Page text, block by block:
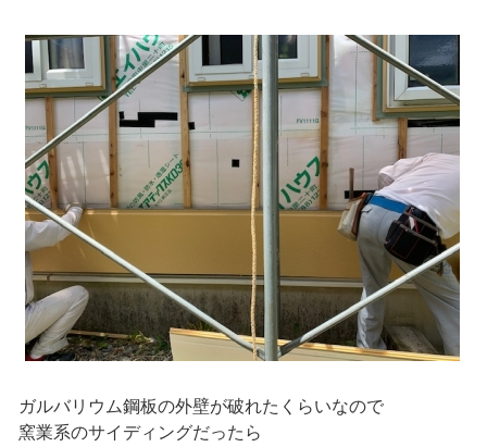
ガルバリウム鋼板の外壁が破れたくらいなので
窯業系のサイディングだったら